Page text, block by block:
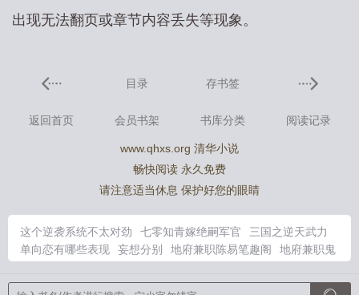
出现无法翻页或章节内容丢失等现象。
目录 存书签
返回首页 会员书架 书库分类 阅读记录
www.qhxs.org 清华小说
畅快阅读 永久免费
请注意适当休息 保护好您的眼睛
这个逆袭系统不太对劲 七零知青嫁绝嗣军官
三国之逆天武力
单向恋有哪些表现
妄想分别 地府兼职陈易笔趣阁
地府兼职鬼
知青下乡嫁糙汉写作
快穿系统这个反派不好惹动漫全集观看 三